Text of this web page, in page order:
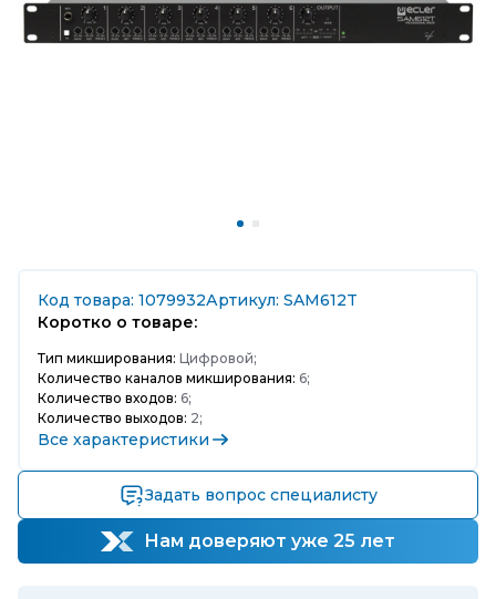
Код товара: 1079932Артикул: SAM612T
Коротко о товаре:
Тип микширования: Цифровой;
Количество каналов микширования: 6;
Количество входов: 6;
Количество выходов: 2;
Все характеристики
Задать вопрос специалисту
Нам доверяют уже 25 лет